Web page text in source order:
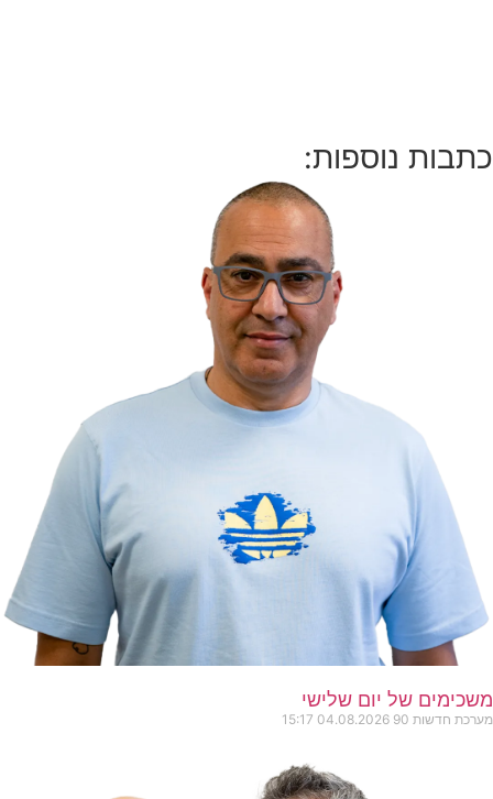
כתבות נוספות:
משכימים של יום שלישי
מערכת חדשות 90 04.08.2026
15:17